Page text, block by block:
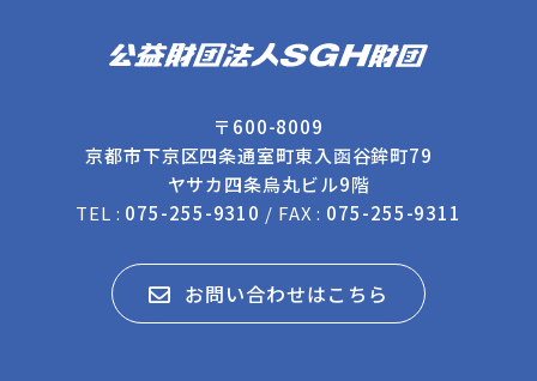
〒600-8009
京都市下京区四条通室町東入函谷鉾町79
ヤサカ四条烏丸ビル9階
TEL : 075-255-9310 / FAX : 075-255-9311
お問い合わせはこちら